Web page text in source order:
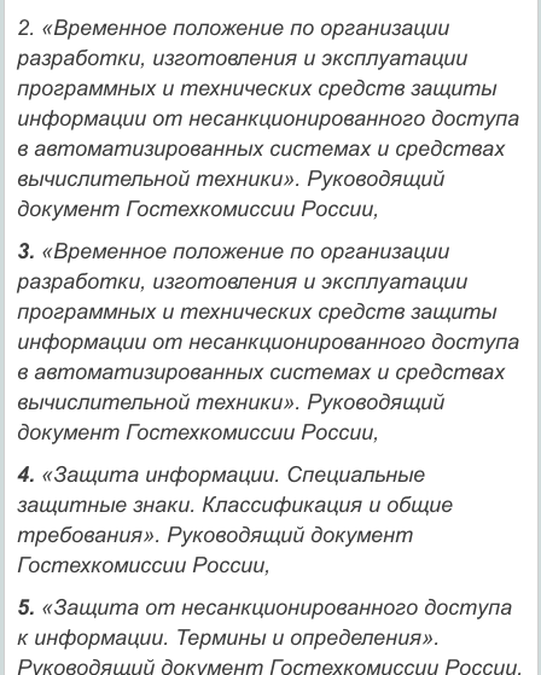
2. «Временное положение по организации
разработки, изготовления и эксплуатации
программных и технических средств защиты
информации от несанкционированного доступа
в автоматизированных системах и средствах
вычислительной техники». Руководящий
документ Гостехкомиссии России,
3. «Временное положение по организации
разработки, изготовления и эксплуатации
программных и технических средств защиты
информации от несанкционированного доступа
в автоматизированных системах и средствах
вычислительной техники». Руководящий
документ Гостехкомиссии России,
4. «Защита информации. Специальные
защитные знаки. Классификация и общие
требования». Руководящий документ
Гостехкомиссии России,
5. «Защита от несанкционированного доступа
к информации. Термины и определения».
Руководящий документ Гостехкомиссии России,